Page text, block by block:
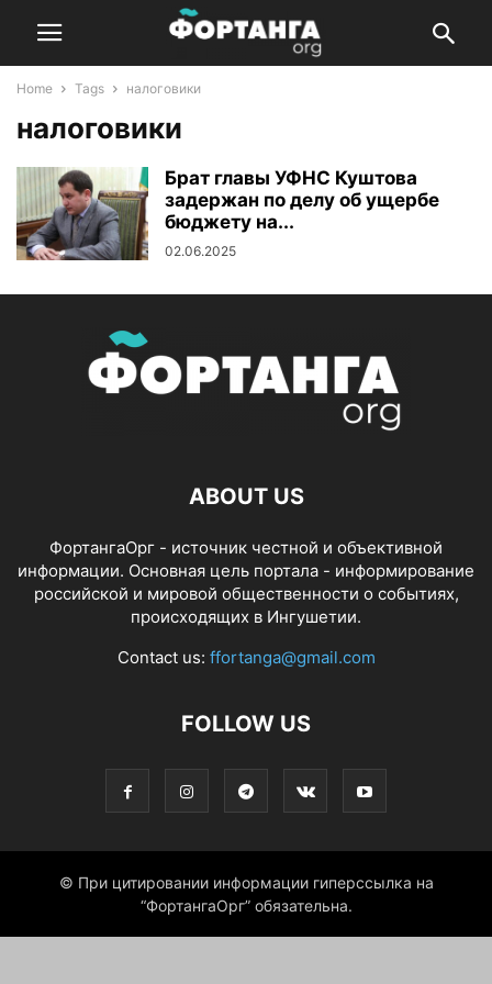
Home Tags налоговики
налоговики
Брат главы УФНС Куштова
задержан по делу об ущербе
бюджету на...
02.06.2025
ABOUT US
ФортангаОрг - источник честной и объективной
информации. Основная цель портала - информирование
российской и мировой общественности о событиях,
происходящих в Ингушетии.
Contact us: ffortanga@gmail.com
FOLLOW US
© При цитировании информации гиперссылка на
“ФортангаОрг” обязательна.